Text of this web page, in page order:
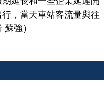
，當天車站客流量與往
強）